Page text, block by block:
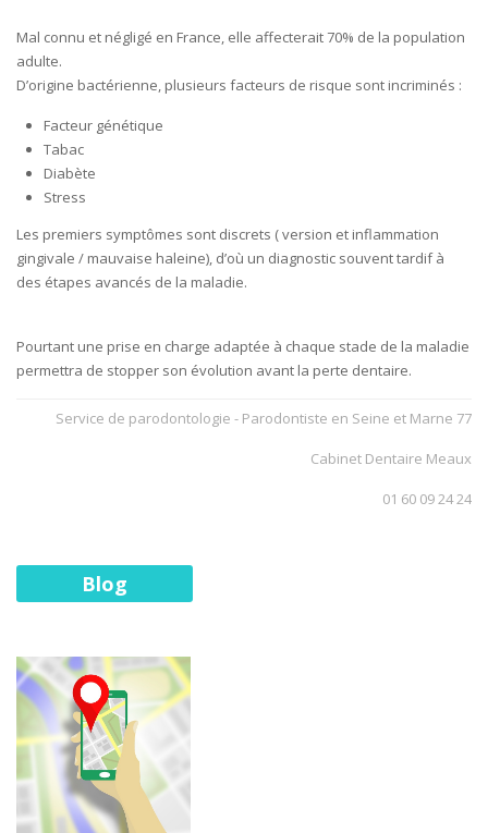
Mal connu et négligé en France, elle affecterait 70% de la population
adulte.
D’origine bactérienne, plusieurs facteurs de risque sont incriminés :
Facteur génétique
Tabac
Diabète
Stress
Les premiers symptômes sont discrets ( version et inflammation
gingivale / mauvaise haleine), d’où un diagnostic souvent tardif à
des étapes avancés de la maladie.
Pourtant une prise en charge adaptée à chaque stade de la maladie
permettra de stopper son évolution avant la perte dentaire.
Service de parodontologie - Parodontiste en Seine et Marne 77
Cabinet Dentaire Meaux
01 60 09 24 24
Blog